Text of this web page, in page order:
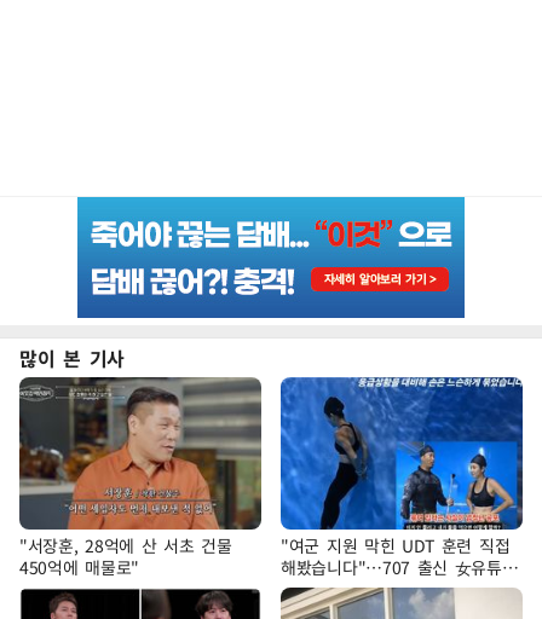
많이 본 기사
"서장훈, 28억에 산 서초 건물
450억에 매물로"
"여군 지원 막힌 UDT 훈련 직접
해봤습니다"…707 출신 女유튜버
'완벽 소화'